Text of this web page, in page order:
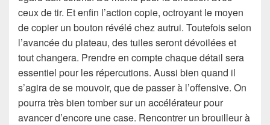
ceux de tir. Et enfin l’action copie, octroyant le moyen
de copier un bouton révélé chez autrui. Toutefois selon
l’avancée du plateau, des tuiles seront dévoilées et
tout changera. Prendre en compte chaque détail sera
essentiel pour les répercutions. Aussi bien quand il
s’agira de se mouvoir, que de passer à l’offensive. On
pourra très bien tomber sur un accélérateur pour
avancer d’encore une case. Rencontrer un brouilleur à